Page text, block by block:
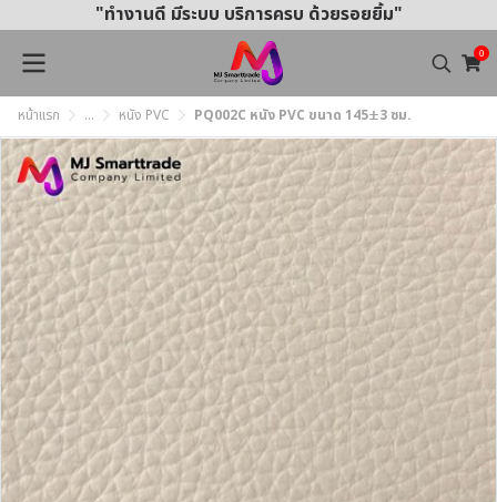
"ทำงานดี มีระบบ บริการครบ ด้วยรอยยิ้ม"
0
หน้าแรก ... หนัง PVC PQ002C หนัง PVC ขนาด 145±3 ซม.